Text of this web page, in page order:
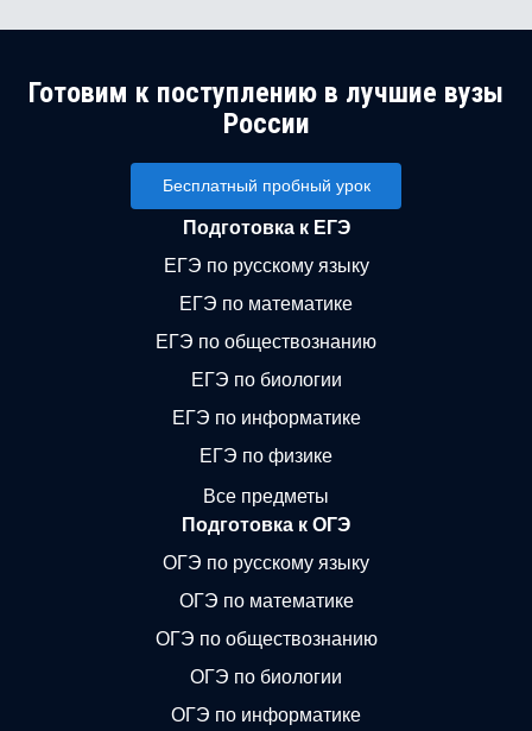
Готовим к поступлению в лучшие вузы
России
Бесплатный пробный урок
Подготовка к ЕГЭ
ЕГЭ по русскому языку
ЕГЭ по математике
ЕГЭ по обществознанию
ЕГЭ по биологии
ЕГЭ по информатике
ЕГЭ по физике
Все предметы
Подготовка к ОГЭ
ОГЭ по русскому языку
ОГЭ по математике
ОГЭ по обществознанию
ОГЭ по биологии
ОГЭ по информатике